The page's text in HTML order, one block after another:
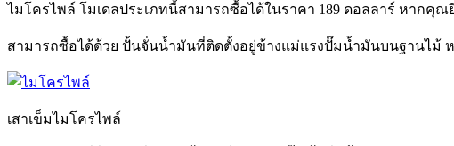
ไมโครไพล์ โมเดลประเภทนี้สามารถซื้อได้ในราคา 189 ดอลลาร์ หากคุ
สามารถซื้อได้ด้วย ปั้นจั่นน้ำมันที่ติดตั้งอยู่ข้างแม่แรงปั๊มน้ำมันบนฐานไม้
เสาเข็มไมโครไพล์